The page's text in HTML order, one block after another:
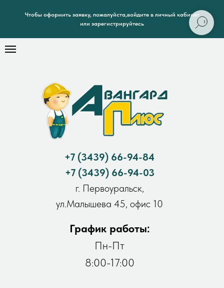
Чтобы оформить заявку, пожалуйста,войдите в личный кабинет
или зарегистрируйтесь
+7 (3439) 66-94-84
+7 (3439) 66-94-03
г. Первоуральск,
ул.Малышева 45, офис 10
График работы:
Пн-Пт
8:00-17:00